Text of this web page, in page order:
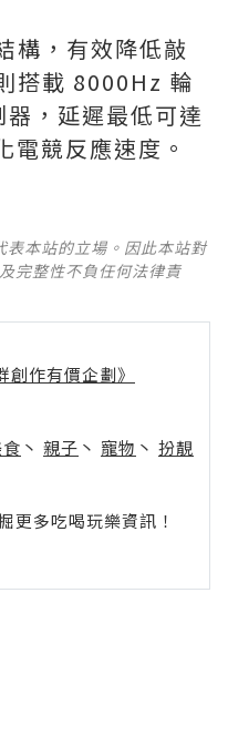
構，有效降低敲
搭載 8000Hz 輪
，延遲最低可達
競反應速度。
本站的立場。因此本站對
完整性不負任何法律責
創作有價企劃》
丶 親子 丶 寵物 丶 扮靚
多吃喝玩樂資訊！